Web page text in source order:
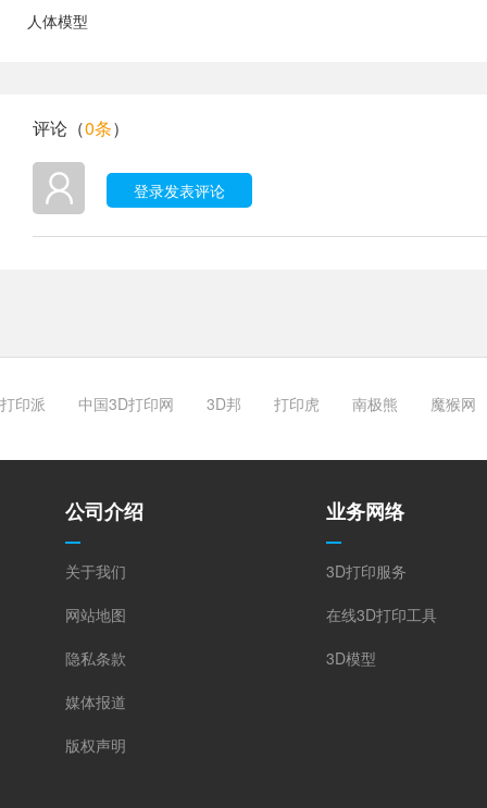
人体模型
评论（0条）
登录发表评论
打印派 中国3D打印网 3D邦 打印虎 南极熊 魔猴网
公司介绍
关于我们
网站地图
隐私条款
媒体报道
版权声明
业务网络
3D打印服务
在线3D打印工具
3D模型